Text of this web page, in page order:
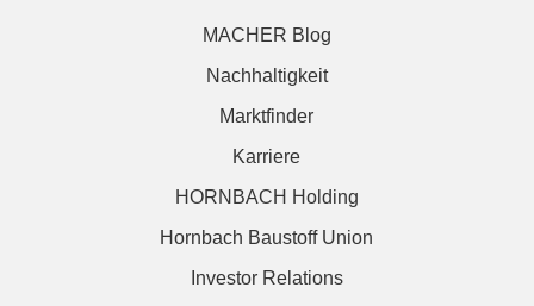
MACHER Blog
Nachhaltigkeit
Marktfinder
Karriere
HORNBACH Holding
Hornbach Baustoff Union
Investor Relations